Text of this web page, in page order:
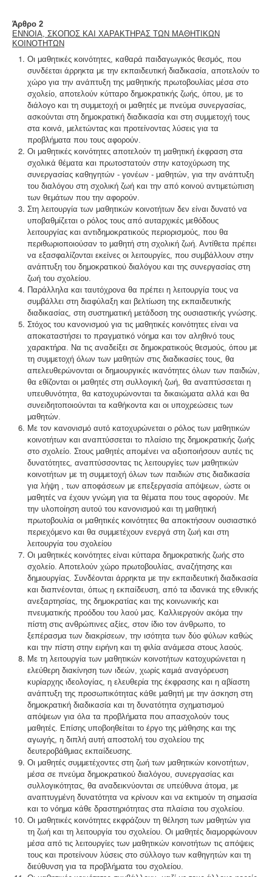
Άρθρο 2
ΕΝΝΟΙΑ, ΣΚΟΠΟΣ ΚΑΙ ΧΑΡΑΚΤΗΡΑΣ ΤΩΝ ΜΑΘΗΤΙΚΩΝ
ΚΟΙΝΟΤΗΤΩΝ
Οι μαθητικές κοινότητες, καθαρά παιδαγωγικός θεσμός, που
συνδέεται άρρηκτα με την εκπαιδευτική διαδικασία, αποτελούν το
χώρο για την ανάπτυξη της μαθητικής πρωτοβουλίας μέσα στο
σχολείο, αποτελούν κύτταρο δημοκρατικής ζωής, όπου, με το
διάλογο και τη συμμετοχή οι μαθητές με πνεύμα συνεργασίας,
ασκούνται στη δημοκρατική διαδικασία και στη συμμετοχή τους
στα κοινά, μελετώντας και προτείνοντας λύσεις για τα
προβλήματα που τους αφορούν.
Οι μαθητικές κοινότητες αποτελούν τη μαθητική έκφραση στα
σχολικά θέματα και πρωτοστατούν στην κατοχύρωση της
συνεργασίας καθηγητών - γονέων - μαθητών, για την ανάπτυξη
του διαλόγου στη σχολική ζωή και την από κοινού αντιμετώπιση
των θεμάτων που την αφορούν.
Στη λειτουργία των μαθητικών κοινοτήτων δεν είναι δυνατό να
υποβαθμίζεται ο ρόλος τους από αυταρχικές μεθόδους
λειτουργίας και αντιδημοκρατικούς περιορισμούς, που θα
περιθωριοποιούσαν το μαθητή στη σχολική ζωή. Αντίθετα πρέπει
να εξασφαλίζονται εκείνες οι λειτουργίες, που συμβάλλουν στην
ανάπτυξη του δημοκρατικού διαλόγου και της συνεργασίας στη
ζωή του σχολείου.
Παράλληλα και ταυτόχρονα θα πρέπει η λειτουργία τους να
συμβάλλει στη διαφύλαξη και βελτίωση της εκπαιδευτικής
διαδικασίας, στη συστηματική μετάδοση της ουσιαστικής γνώσης.
Στόχος του κανονισμού για τις μαθητικές κοινότητες είναι να
αποκαταστήσει το πραγματικό νόημα και τον αληθινό τους
χαρακτήρα. Να τις αναδείξει σε δημοκρατικούς θεσμούς, όπου με
τη συμμετοχή όλων των μαθητών στις διαδικασίες τους, θα
απελευθερώνονται οι δημιουργικές ικανότητες όλων των παιδιών,
θα εθίζονται οι μαθητές στη συλλογική ζωή, θα αναπτύσσεται η
υπευθυνότητα, θα κατοχυρώνονται τα δικαιώματα αλλά και θα
συνειδητοποιούνται τα καθήκοντα και οι υποχρεώσεις των
μαθητών.
Με τον κανονισμό αυτό κατοχυρώνεται ο ρόλος των μαθητικών
κοινοτήτων και αναπτύσσεται το πλαίσιο της δημοκρατικής ζωής
στο σχολείο. Στους μαθητές απομένει να αξιοποιήσουν αυτές τις
δυνατότητες, αναπτύσσοντας τις λειτουργίες των μαθητικών
κοινοτήτων με τη συμμετοχή όλων των παιδιών στις διαδικασία
για λήψη , των αποφάσεων με επεξεργασία απόψεων, ώστε οι
μαθητές να έχουν γνώμη για τα θέματα που τους αφορούν. Με
την υλοποίηση αυτού του κανονισμού και τη μαθητική
πρωτοβουλία οι μαθητικές κοινότητες θα αποκτήσουν ουσιαστικό
περιεχόμενο και θα συμμετέχουν ενεργά στη ζωή και στη
λειτουργία του σχολείου
Οι μαθητικές κοινότητες είναι κύτταρα δημοκρατικής ζωής στο
σχολείο. Αποτελούν χώρο πρωτοβουλίας, αναζήτησης και
δημιουργίας. Συνδέονται άρρηκτα με την εκπαιδευτική διαδικασία
και διαπνέονται, όπως η εκπαίδευση, από τα ιδανικά της εθνικής
ανεξαρτησίας, της δημοκρατίας και της κοινωνικής και
πνευματικής προόδου του λαού μας. Καλλιεργούν ακόμα την
πίστη στις ανθρώπινες αξίες, στον ίδιο τον άνθρωπο, το
ξεπέρασμα των διακρίσεων, την ισότητα των δύο φύλων καθώς
και την πίστη στην ειρήνη και τη φιλία ανάμεσα στους λαούς.
Με τη λειτουργία των μαθητικών κοινοτήτων κατοχυρώνεται η
ελεύθερη διακίνηση των ιδεών, χωρίς καμιά αναγόρευση
κυρίαρχης ιδεολογίας, η ελευθερία της έκφρασης και η αβίαστη
ανάπτυξη της προσωπικότητας κάθε μαθητή με την άσκηση στη
δημοκρατική διαδικασία και τη δυνατότητα σχηματισμού
απόψεων για όλα τα προβλήματα που απασχολούν τους
μαθητές. Επίσης υποβοηθείται το έργο της μάθησης και της
αγωγής, η διπλή αυτή αποστολή του σχολείου της
δευτεροβάθμιας εκπαίδευσης.
Οι μαθητές συμμετέχοντες στη ζωή των μαθητικών κοινοτήτων,
μέσα σε πνεύμα δημοκρατικού διαλόγου, συνεργασίας και
συλλογικότητας, θα αναδεικνύονται σε υπεύθυνα άτομα, με
αναπτυγμένη δυνατότητα να κρίνουν και να εκτιμούν τη σημασία
και το νόημα κάθε δραστηριότητας στα πλαίσια του σχολείου.
Οι μαθητικές κοινότητες εκφράζουν τη θέληση των μαθητών για
τη ζωή και τη λειτουργία του σχολείου. Οι μαθητές διαμορφώνουν
μέσα από τις λειτουργίες των μαθητικών κοινοτήτων τις απόψεις
τους και προτείνουν λύσεις στο σύλλογο των καθηγητών και τη
διεύθυνση για τα προβλήματα του σχολείου.